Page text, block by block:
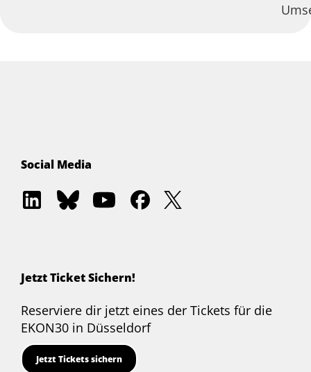
Social Media
EKON
Delphi
EKON
Delphi
Entwickler.de
Akademie
EKON
Delphi
Jetzt Ticket Sichern!
Reserviere dir jetzt eines der Tickets für die
EKON30 in Düsseldorf
Jetzt Tickets sichern